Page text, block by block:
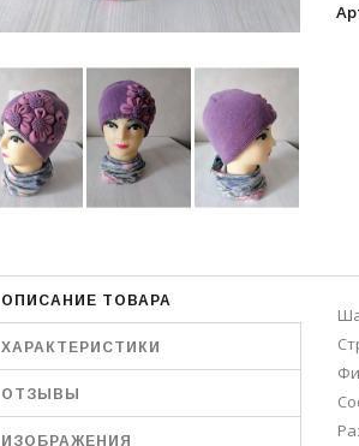
ОПИСАНИЕ ТОВАРА
ХАРАКТЕРИСТИКИ
ОТЗЫВЫ
ИЗОБРАЖЕНИЯ